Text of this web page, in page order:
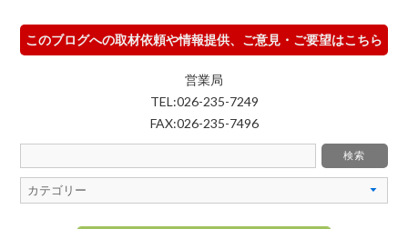
このブログへの取材依頼や情報提供、ご意見・ご要望はこちら
営業局
TEL:026-235-7249
FAX:026-235-7496